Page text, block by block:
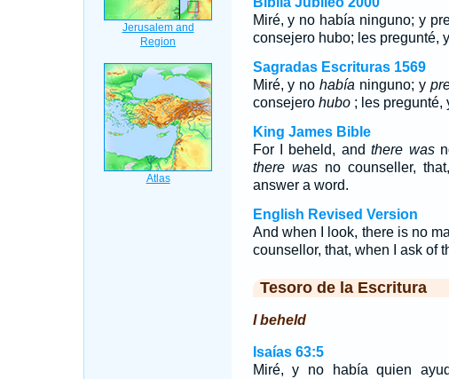
Miré, y no había ninguno; y
consejero hubo; les pregunté,
Sagradas Escrituras 1569
Miré, y nohabía ninguno; y
consejero hubo; les pregunté,
King James Bible
For I beheld, andthere was
there wasno counseller,
answer a word.
English Revised Version
And when I look, there is no
counsellor, that, when I ask of
Tesoro de la Escritura
I beheld
Isaías 63:5
Miré, y no había quien